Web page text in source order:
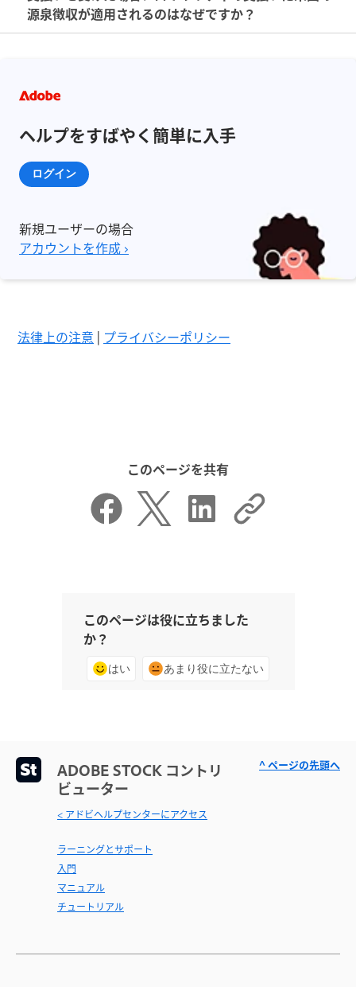
源泉徴収が適用されるのはなぜですか？
ヘルプをすばやく簡単に入手
ログイン
新規ユーザーの場合
アカウントを作成 ›
法律上の注意 | プライバシーポリシー
このページを共有
このページは役に立ちました
か？
はい あまり役に立たない
ADOBE STOCK コントリ
ビューター
< アドビヘルプセンターにアクセス
ラーニングとサポート
入門
マニュアル
チュートリアル
^ ページの先頭へ